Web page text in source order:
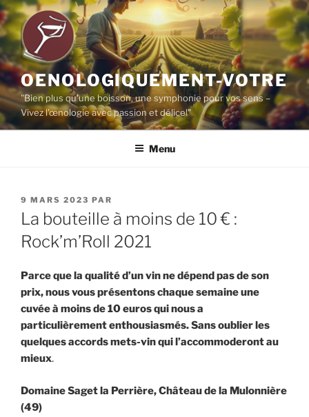
Aller
au
contenu
principal
OENOLOGIQUEMENT-VOTRE
"Bien plus qu'une boisson, une symphonie pour vos sens –
Vivez l'œnologie avec passion et délice!"
Menu
PUBLIÉ
LE
9 MARS 2023 PAR
La bouteille à moins de 10 € :
Rock’m’Roll 2021
Parce que la qualité d’un vin ne dépend pas de son
prix, nous vous présentons chaque semaine une
cuvée à moins de 10 euros qui nous a
particulièrement enthousiasmés. Sans oublier les
quelques accords mets-vin qui l’accommoderont au
mieux.
Domaine Saget la Perrière, Château de la Mulonnière
(49)